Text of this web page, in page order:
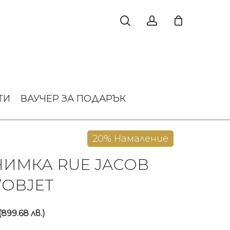
ВАУЧЕР ЗА ПОДАРЪК
20% Намаление
RUE JACOB
лв.)Текущата